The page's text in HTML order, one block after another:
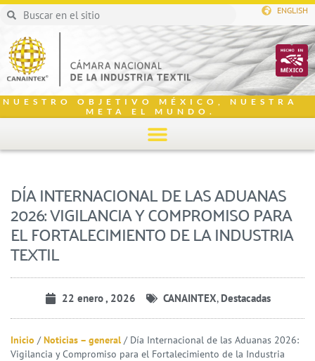
ENGLISH
NUESTRO OBJETIVO MÉXICO, NUESTRA
META EL MUNDO.
DÍA INTERNACIONAL DE LAS ADUANAS
2026: VIGILANCIA Y COMPROMISO PARA
EL FORTALECIMIENTO DE LA INDUSTRIA
TEXTIL
22 enero , 2026 CANAINTEX, Destacadas
Inicio /Noticias – general / Día Internacional de las Aduanas 2026:
Vigilancia y Compromiso para el Fortalecimiento de la Industria